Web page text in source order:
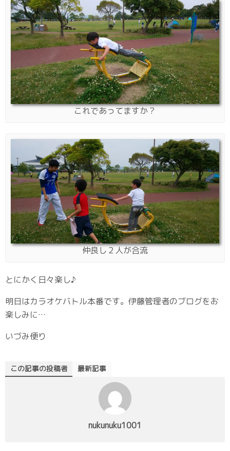
これであってますか？
仲良し２人が合流
とにかく日々楽し♪
明日はカラオケバトル本番です。伊藤管理者のブログをお
楽しみに…
いづみ便り
この記事の投稿者 最新記事
nukunuku1001